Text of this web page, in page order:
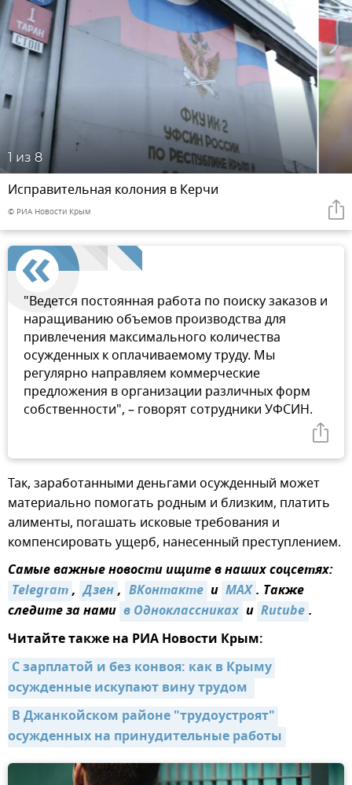
1 из 8
Исправительная колония в Керчи
© РИА Новости Крым
"Ведется постоянная работа по поиску заказов и
наращиванию объемов производства для
привлечения максимального количества
осужденных к оплачиваемому труду. Мы
регулярно направляем коммерческие
предложения в организации различных форм
собственности", – говорят сотрудники УФСИН.
Так, заработанными деньгами осужденный может
материально помогать родным и близким, платить
алименты, погашать исковые требования и
компенсировать ущерб, нанесенный преступлением.
Самые важные новости ищите в наших соцсетях:
Telegram, Дзен, ВКонтакте и MAX. Также
следите за нами в Одноклассниках и Rutube.
Читайте также на РИА Новости Крым:
С зарплатой и без конвоя: как в Крыму
осужденные искупают вину трудом
В Джанкойском районе "трудоустроят"
осужденных на принудительные работы